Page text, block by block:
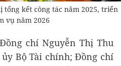
tổng kết công tác năm 2025, triển
vụ năm 2026
chí Nguyễn Thị Thu
Bộ Tài chính; Đồng chí